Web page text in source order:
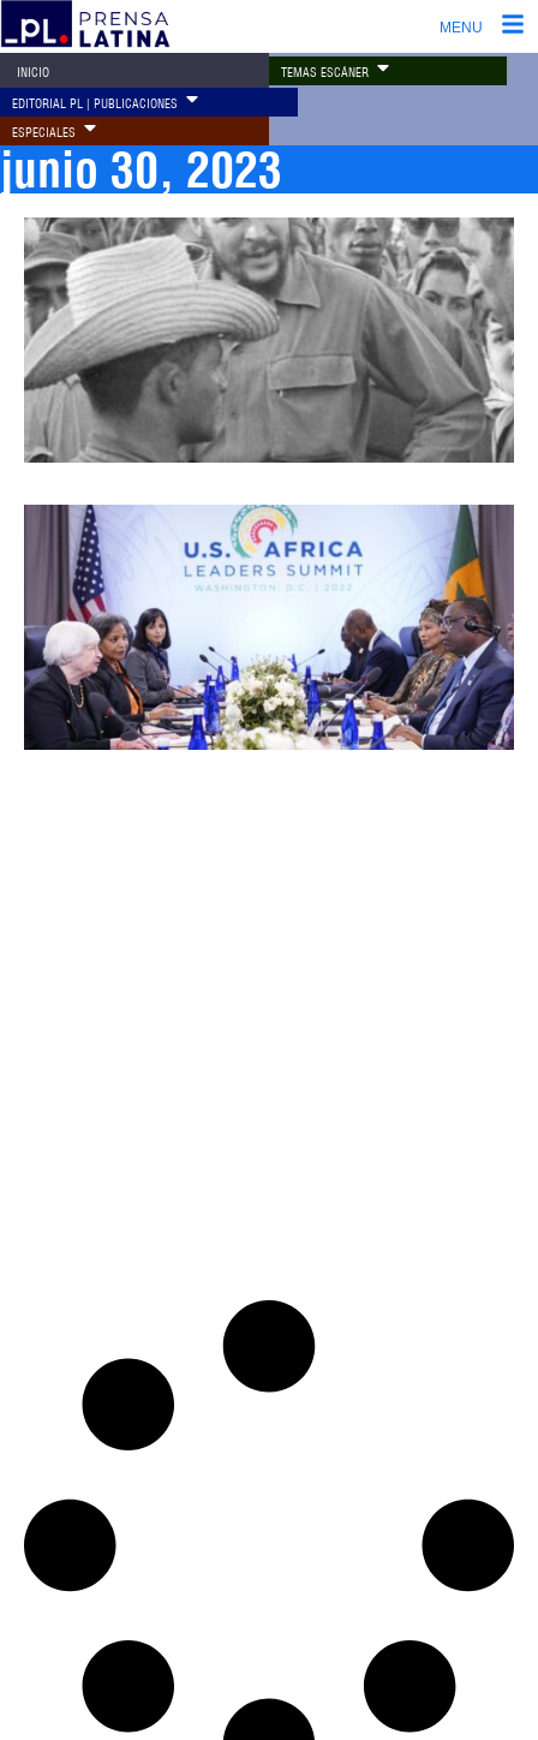
MENU
INICIO TEMAS ESCÁNER
EDITORIAL PL | PUBLICACIONES
ESPECIALES
junio 30, 2023